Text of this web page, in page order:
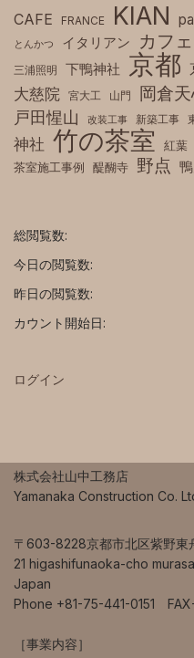
CAFE FRANCE KIAN
とんかつ イタリアン カフェ
三浦照明 下鴨神社 京都
大慈院 宮大工 山門 岡倉
戸田惺山 改装工事 新築工事
神社 竹の茶室 紅葉
茶室施工事例
醍醐寺 野点 鴨
総閲覧数:
今日の閲覧数:
昨日の閲覧数:
カウント開始日:
ログイン
株式会社山中工務店
Yamanaka Construction Co.
〒603-8228京都市北区紫野東
21 higashifunaoka-cho
Japan
Phone +81-75-441-0151
［事業内容］